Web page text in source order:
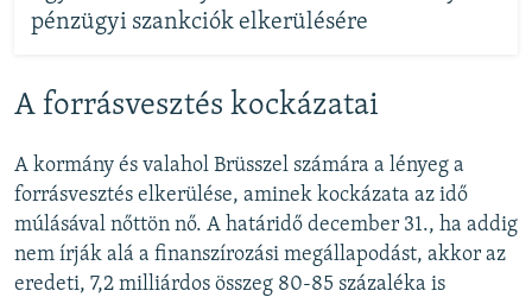
pénzügyi szankciók elkerülésére
A forrásvesztés kockázatai
A kormány és valahol Brüsszel számára a lényeg a
forrásvesztés elkerülése, aminek kockázata az idő
múlásával nőttön nő. A határidő december 31., ha addig
nem írják alá a finanszírozási megállapodást, akkor az
eredeti, 7,2 milliárdos összeg 80-85 százaléka is